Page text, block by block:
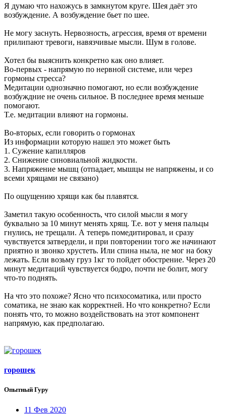
Я думаю что нахожусь в замкнутом круге. Шея даёт это
возбуждение. А возбуждение бьет по шее.
Не могу заснуть. Нервозность, агрессия, время от времени
прилипают тревоги, навязчивые мысли. Шум в голове.
Хотел бы выяснить конкретно как оно влияет.
Во-первых - напрямую по нервной системе, или через
гормоны стресса?
Медитации однозначно помогают, но если возбуждение
возбуждние не очень сильное. В последнее время меньше
помогают.
Т.е. медитации влияют на гормоны.
Во-вторых, если говорить о гормонах
Из информации которую нашел это может быть
1. Сужение капилляров
2. Снижение синовиальной жидкости.
3. Напряжение мышц (отпадает, мышцы не напряжены, и со
всеми хрящами не связано)
По ощущению хрящи как бы плавятся.
Заметил такую особенность, что силой мысли я могу
буквально за 10 минут менять хрящ. Т.е. вот у меня пальцы
гнулись, не трещали. А теперь помедитировал, и сразу
чувствуется затвердели, и при повторении того же начинают
приятно и звонко хрустеть. Или спина ныла, не мог на боку
лежать. Если возьму груз 1кг то пойдет обострение. Через 20
минут медитаций чувствуется бодро, почти не болит, могу
что-то поднять.
На что это похоже? Ясно что психосоматика, или просто
соматика, не знаю как корректней. Но что конкретно? Если
понять что, то можно воздействовать на этот компонент
напрямую, как предполагаю.
горошек
Опытный Гуру
11 Фев 2020